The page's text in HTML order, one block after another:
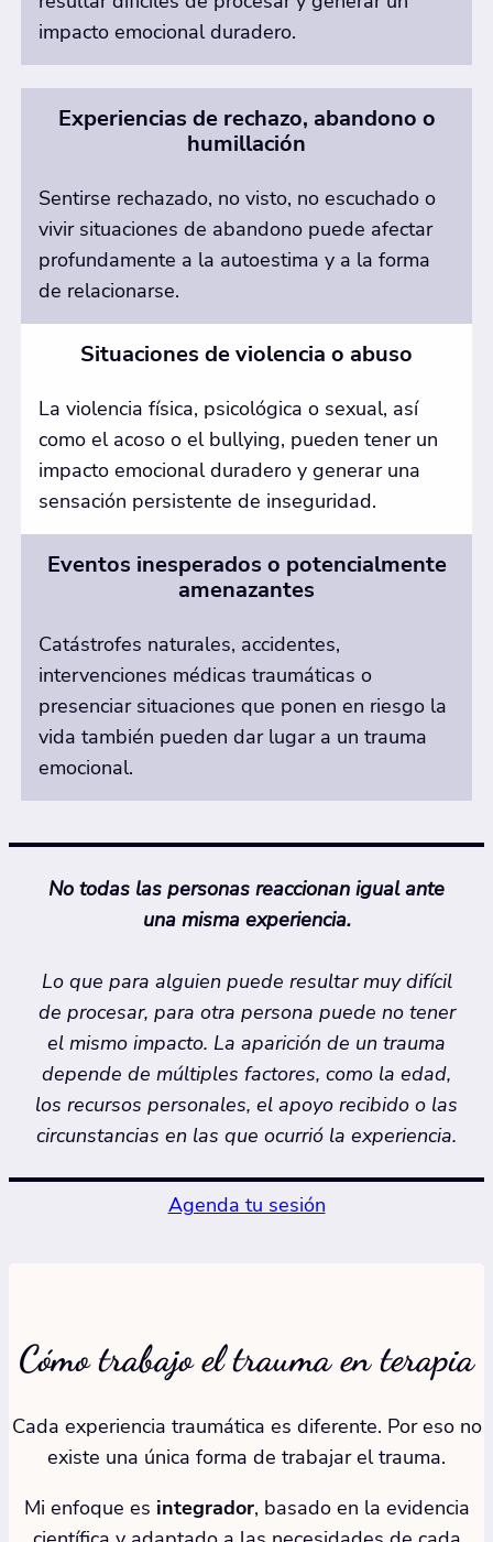
impacto emocional duradero.
Experiencias de rechazo, abandono o
humillación
Sentirse rechazado, no visto, no escuchado o
vivir situaciones de abandono puede afectar
profundamente a la autoestima y a la forma
de relacionarse.
Situaciones de violencia o abuso
La violencia física, psicológica o sexual, así
como el acoso o el bullying, pueden tener un
impacto emocional duradero y generar una
sensación persistente de inseguridad.
Eventos inesperados o potencialmente
amenazantes
Catástrofes naturales, accidentes,
intervenciones médicas traumáticas o
presenciar situaciones que ponen en riesgo la
vida también pueden dar lugar a un trauma
emocional.
No todas las personas reaccionan igual ante
una misma experiencia.
Lo que para alguien puede resultar muy difícil
de procesar, para otra persona puede no tener
el mismo impacto. La aparición de un trauma
depende de múltiples factores, como la edad,
los recursos personales, el apoyo recibido o las
circunstancias en las que ocurrió la experiencia.
Agenda tu sesión
Cómo trabajo el trauma en terapia
Cada experiencia traumática es diferente. Por eso no
existe una única forma de trabajar el trauma.
Mi enfoque es integrador, basado en la evidencia